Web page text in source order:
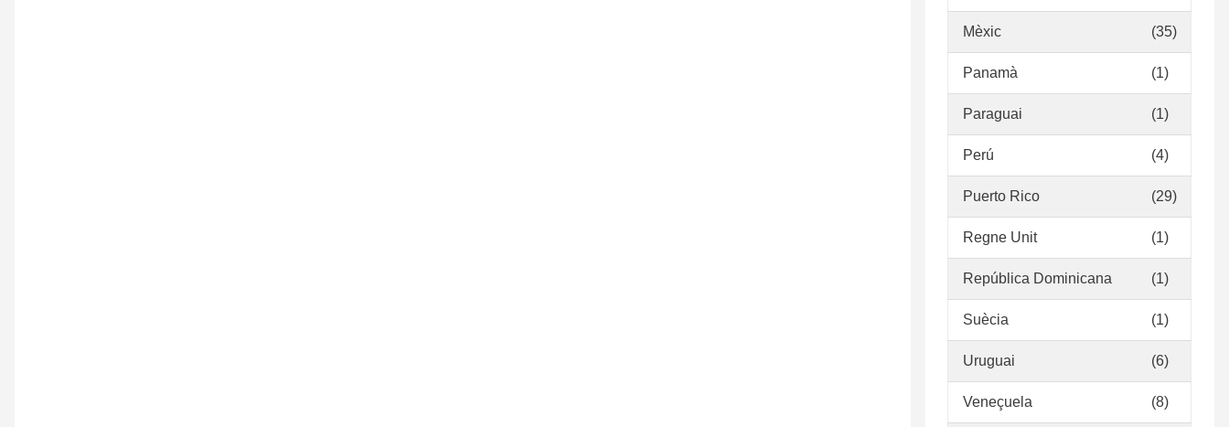
Mèxic (35)
Panamà (1)
Paraguai (1)
Perú (4)
Puerto Rico (29)
Regne Unit (1)
República Dominicana (1)
Suècia (1)
Uruguai (6)
Veneçuela (8)